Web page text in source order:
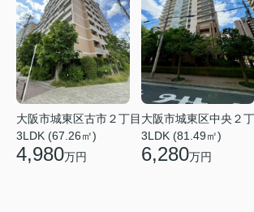
大阪市城東区古市２丁目
3LDK (67.26㎡)
4,980万円
大阪市城東区中央２
3LDK (81.49㎡)
6,280万円